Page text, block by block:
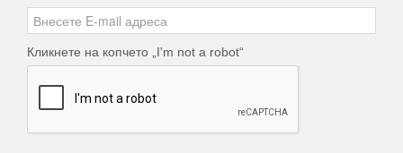
Кликнете на копчето „I'm not a robot“